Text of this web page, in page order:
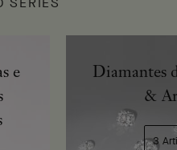
e
Diamantes
&
3